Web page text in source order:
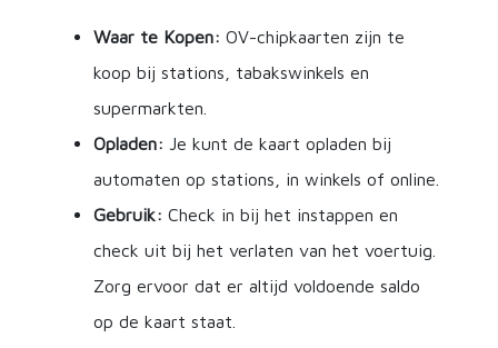
Waar te Kopen: OV-chipkaarten zijn te
koop bij stations, tabakswinkels en
supermarkten.
Opladen: Je kunt de kaart opladen bij
automaten op stations, in winkels of online.
Gebruik: Check in bij het instappen en
check uit bij het verlaten van het voertuig.
Zorg ervoor dat er altijd voldoende saldo
op de kaart staat.